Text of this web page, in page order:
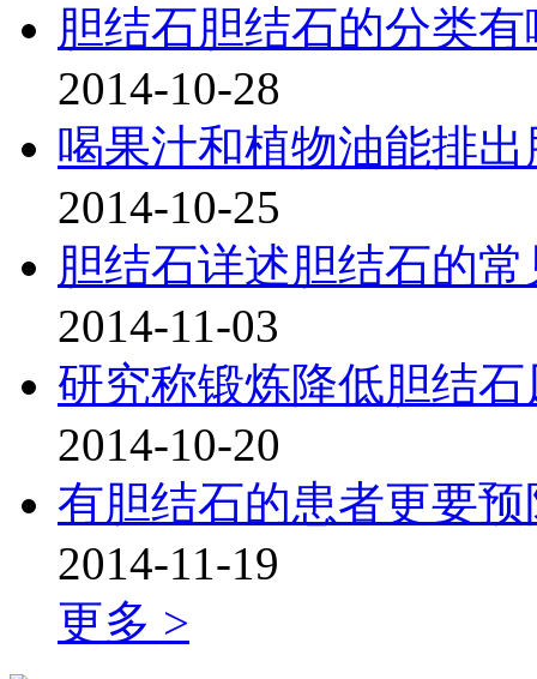
胆结石胆结石的分类
2014-10-28
喝果汁和植物油能排
2014-10-25
胆结石详述胆结石的
2014-11-03
研究称锻炼降低胆结石
2014-10-20
有胆结石的患者更要
2014-11-19
更多 >